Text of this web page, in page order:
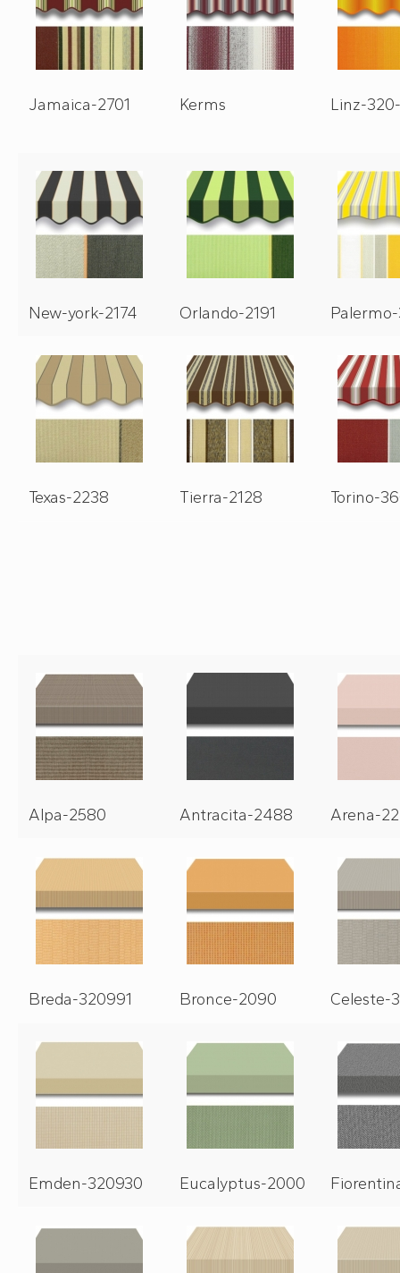
Jamaica-2701 Kerms Linz-
New-york-2174 Orlando-2191
Texas-2238 Tierra-2128 Torino-
Alpa-2580 Antracita-2488 Arena-
Breda-320991 Bronce-2090 Celeste-
Emden-320930 Eucalyptus-2000